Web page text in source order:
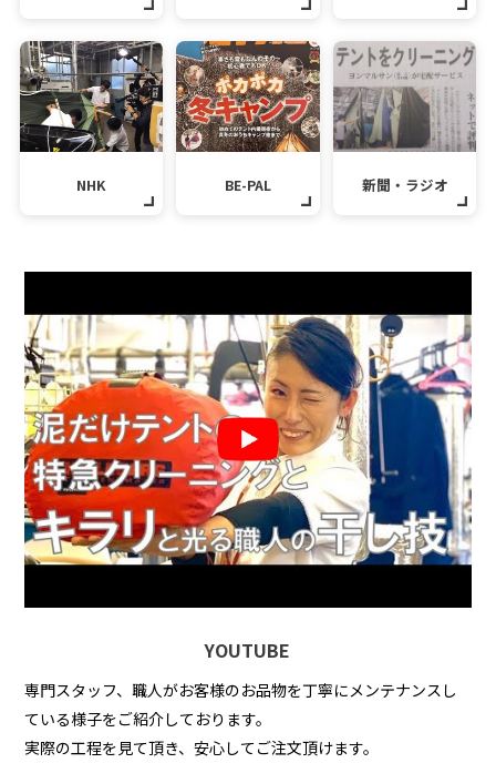
NHK BE-PAL 新聞・ラジオ
YOUTUBE
専門スタッフ、職人がお客様のお品物を丁寧にメンテナンスし
ている様子をご紹介しております。
実際の工程を見て頂き、安心してご注文頂けます。